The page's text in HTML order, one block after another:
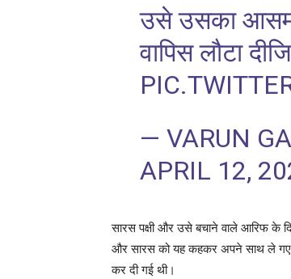
उसे उसका
वापिस लौटा
— VARUN
APRIL 12,
सारस पक्षी और उसे बचाने वाले आरिफ के
और सारस को यह कहकर अपने साथ ले गए
कर दी गई थी।